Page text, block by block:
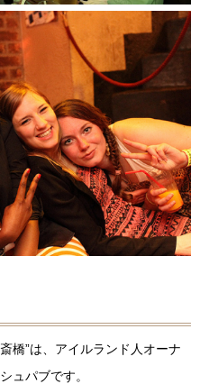
橋”は、アイルランド人オーナ
ュパブです。